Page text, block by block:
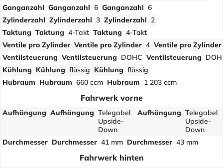
Ganganzahl Ganganzahl 6 Ganganzahl 6
Zylinderzahl Zylinderzahl 3 Zylinderzahl 2
Taktung Taktung 4-Takt Taktung 4-Takt
Ventile pro Zylinder Ventile pro Zylinder 4 Ventile pro Zylinder
Ventilsteuerung Ventilsteuerung DOHC Ventilsteuerung
Kühlung Kühlung flüssig Kühlung flüssig
Hubraum Hubraum 660 ccm Hubraum 1 203 ccm
Fahrwerk vorne
Aufhängung Aufhängung Telegabel
Upside-
Down
Aufhängung Telegabel
Upside-
Down
Durchmesser Durchmesser 41 mm Durchmesser 43 mm
Fahrwerk hinten